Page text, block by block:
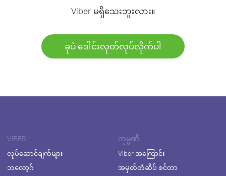
Viber မရှိသေးဘူးလား။
ခုပဲ ဒေါင်းလုတ်လုပ်လိုက်ပါ
VIBER
လုပ်ဆောင်ချက်များ
ဘလော့ဂ်
ကုမ္ပဏီ
Viber အကြောင်း
အမှတ်တံဆိပ် စင်တာ